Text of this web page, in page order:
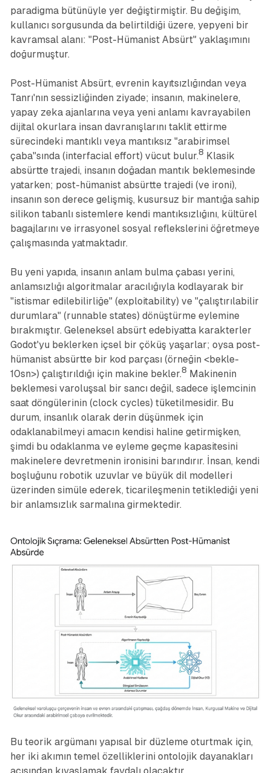
paradigma bütünüyle yer değiştirmiştir. Bu değişim,
kullanıcı sorgusunda da belirtildiği üzere, yepyeni bir
kavramsal alanı: "Post-Hümanist Absürt" yaklaşımını
doğurmuştur.
Post-Hümanist Absürt, evrenin kayıtsızlığından veya
Tanrı'nın sessizliğinden ziyade; insanın, makinelere,
yapay zeka ajanlarına veya yeni anlamı kavrayabilen
dijital okurlara insan davranışlarını taklit ettirme
sürecindeki mantıklı veya mantıksız "arabirimsel
çaba"sında (interfacial effort) vücut bulur.8 Klasik
absürtte trajedi, insanın doğadan mantık beklemesinde
yatarken; post-hümanist absürtte trajedi (ve ironi),
insanın son derece gelişmiş, kusursuz bir mantığa sahip
silikon tabanlı sistemlere kendi mantıksızlığını, kültürel
bagajlarını ve irrasyonel sosyal reflekslerini öğretmeye
çalışmasında yatmaktadır.
Bu yeni yapıda, insanın anlam bulma çabası yerini,
anlamsızlığı algoritmalar aracılığıyla kodlayarak bir
"istismar edilebilirliğe" (exploitability) ve "çalıştırılabilir
durumlara" (runnable states) dönüştürme eylemine
bırakmıştır. Geleneksel absürt edebiyatta karakterler
Godot'yu beklerken içsel bir çöküş yaşarlar; oysa post-
hümanist absürtte bir kod parçası (örneğin <bekle-
10sn>) çalıştırıldığı için makine bekler.8 Makinenin
beklemesi varoluşsal bir sancı değil, sadece işlemcinin
saat döngülerinin (clock cycles) tüketilmesidir. Bu
durum, insanlık olarak derin düşünmek için
odaklanabilmeyi amacın kendisi haline getirmişken,
şimdi bu odaklanma ve eyleme geçme kapasitesini
makinelere devretmenin ironisini barındırır. İnsan, kendi
boşluğunu robotik uzuvlar ve büyük dil modelleri
üzerinden simüle ederek, ticarileşmenin tetiklediği yeni
bir anlamsızlık sarmalına girmektedir.
Bu teorik argümanı yapısal bir düzleme oturtmak için,
her iki akımın temel özelliklerini ontolojik dayanakları